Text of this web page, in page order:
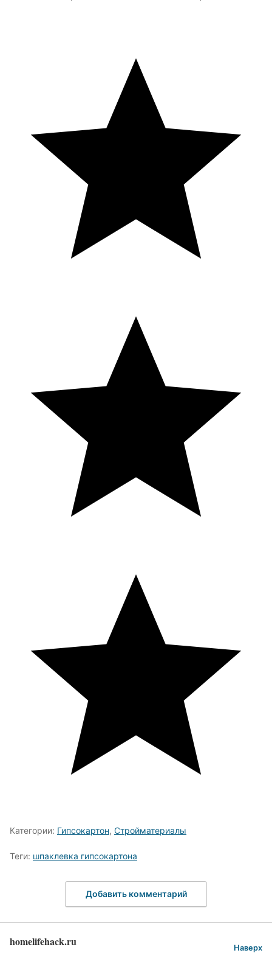
Категории: Гипсокартон, Стройматериалы
Теги: шпаклевка гипсокартона
Добавить комментарий
homelifehack.ru Наверх